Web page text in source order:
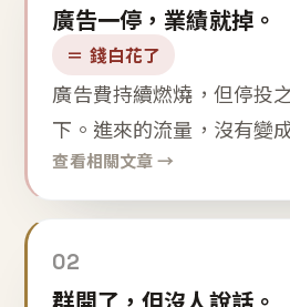
廣告一停，業績就掉。
＝ 錢白花了
廣告費持續燃燒，但停投
下。進來的流量，沒有變
查看相關文章 →
02
群開了，但沒人說話。